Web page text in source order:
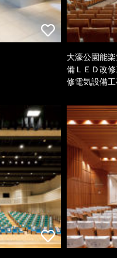
大濠公園能
備ＬＥＤ改
修電気設備